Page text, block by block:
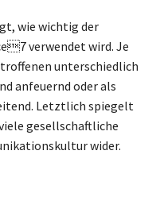
wie wichtig der
verwendet wird. Je
unterschiedlich
anfeuernd oder als
Letztlich spiegelt
gesellschaftliche
wider.